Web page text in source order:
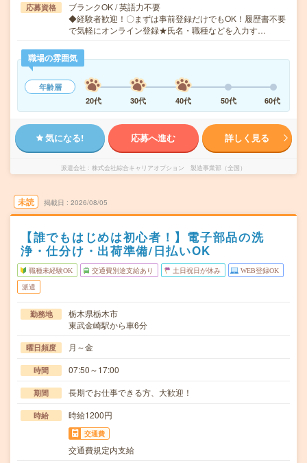
応募資格
ブランクOK / 英語力不要
◆経験者歓迎！〇まずは事前登録だけでもOK！履歴書不要
で気軽にオンライン登録★氏名・職種などを入力す…
職場の雰囲気
年齢層
20代
30代 40代 50代 60代
気になる! 応募へ進む 詳しく見る
派遣会社 株式会社綜合キャリアオプション 製造事業部（全国）
未読 掲載日 2026/08/05
【誰でもはじめは初心者！】電子部品の洗
浄・仕分け・出荷準備/日払いOK
職種未経験OK 交通費別途支給あり 土日祝日が休み WEB登録OK
派遣
勤務地
栃木県栃木市
東武金崎駅から車6分
曜日頻度 月～金
時間 07:50～17:00
期間 長期でお仕事できる方、大歓迎！
時給 時給1200円
交通費
交通費規定内支給